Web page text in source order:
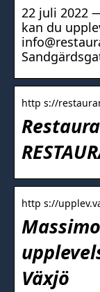
22 juli 2022
kan du
http s://
http s://
Växjö